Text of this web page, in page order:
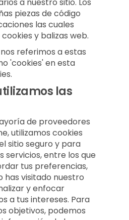
piezas de código
las cuales
y balizas web.
referimos a estas
'cookies' en esta
las
de proveedores
utilizamos cookies
sitio seguro y para
servicios, entre los que
tus preferencias,
visitado nuestro
y enfocar
a tus intereses. Para
objetivos, podemos